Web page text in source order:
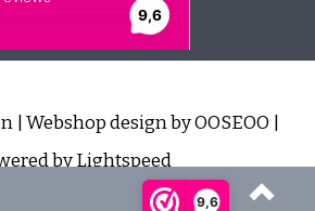
9,6
| Webshop design byOOSEOO
byLightspeed